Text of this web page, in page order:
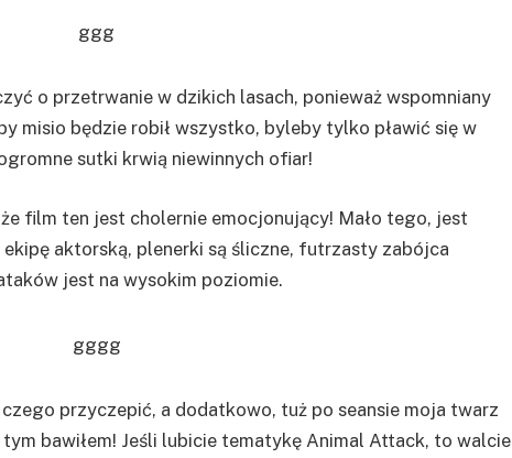
o przetrwanie w dzikich lasach, ponieważ wspomniany
misio będzie robił wszystko, byleby tylko pławić się w
sutki krwią niewinnych ofiar!
film ten jest cholernie emocjonujący! Mało tego, jest
aktorską, plenerki są śliczne, futrzasty zabójca
jest na wysokim poziomie.
przyczepić, a dodatkowo, tuż po seansie moja twarz
tym bawiłem! Jeśli lubicie tematykę Animal Attack, to walcie